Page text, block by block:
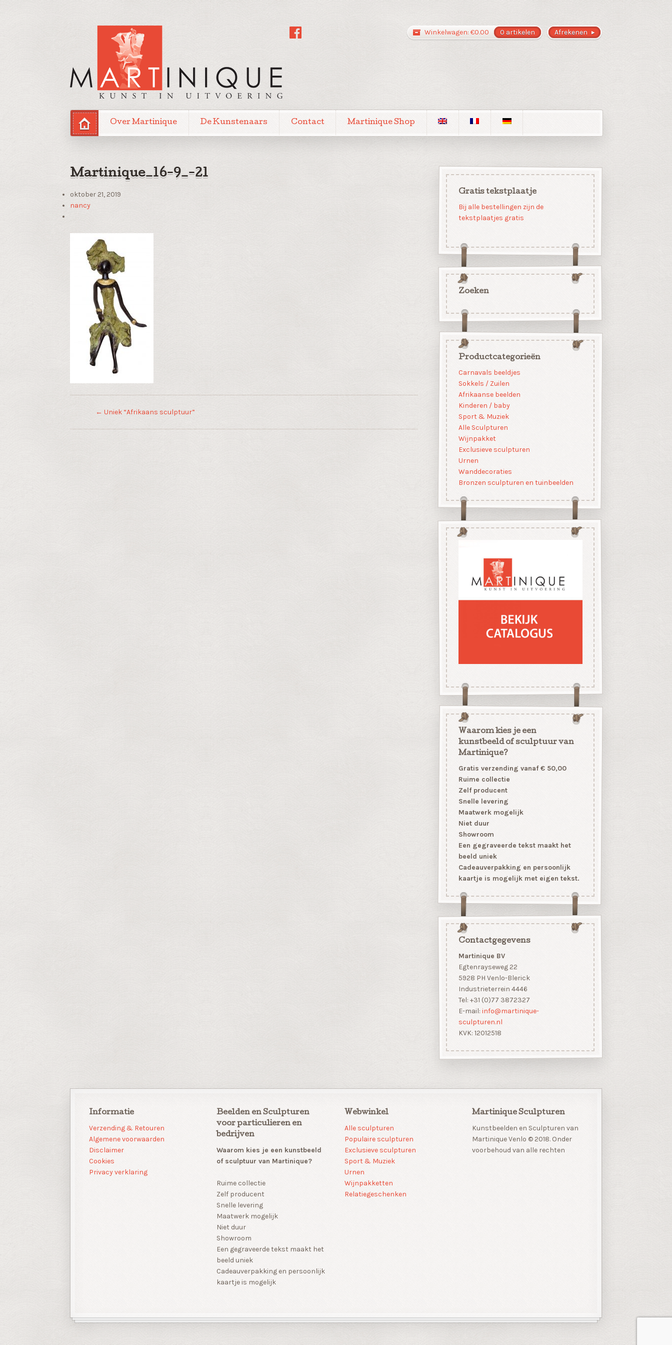
Afrekenen
Winkelwagen: €0.00 0 artikelen
Over Martinique De Kunstenaars Contact Martinique Shop
Martinique_16-9_-21
oktober 21, 2019
nancy
← Uniek “Afrikaans sculptuur”
Gratis tekstplaatje
Bij alle bestellingen zijn de
tekstplaatjes gratis
Zoeken
Productcategorieën
Carnavals beeldjes
Sokkels / Zuilen
Afrikaanse beelden
Kinderen / baby
Sport & Muziek
Alle Sculpturen
Wijnpakket
Exclusieve sculpturen
Urnen
Wanddecoraties
Bronzen sculpturen en tuinbeelden
Waarom kies je een
kunstbeeld of sculptuur van
Martinique?
Gratis verzending vanaf € 50,00
Ruime collectie
Zelf producent
Snelle levering
Maatwerk mogelijk
Niet duur
Showroom
Een gegraveerde tekst maakt het
beeld uniek
Cadeauverpakking en persoonlijk
kaartje is mogelijk met eigen tekst.
Contactgegevens
Martinique BV
Egtenrayseweg 22
5928 PH Venlo-Blerick
Industrieterrein 4446
Tel: +31 (0)77 3872327
E-mail: info@martinique-
sculpturen.nl
KVK: 12012518
Informatie
Verzending & Retouren
Algemene voorwaarden
Disclaimer
Cookies
Privacy verklaring
Beelden en Sculpturen
voor particulieren en
bedrijven
Waarom kies je een kunstbeeld
of sculptuur van Martinique?
Ruime collectie
Zelf producent
Snelle levering
Maatwerk mogelijk
Niet duur
Showroom
Een gegraveerde tekst maakt het
beeld uniek
Cadeauverpakking en persoonlijk
kaartje is mogelijk
Webwinkel
Alle sculpturen
Populaire sculpturen
Exclusieve sculpturen
Sport & Muziek
Urnen
Wijnpakketten
Relatiegeschenken
Martinique Sculpturen
Kunstbeelden en Sculpturen van
Martinique Venlo © 2018. Onder
voorbehoud van alle rechten